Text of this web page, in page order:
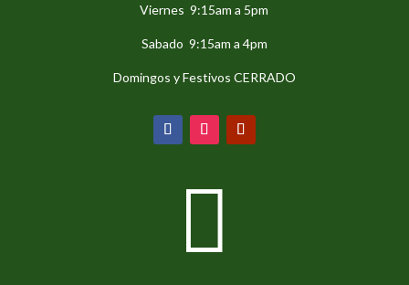
Viernes 9:15am a 5pm
Sabado 9:15am a 4pm
Domingos y Festivos CERRADO
